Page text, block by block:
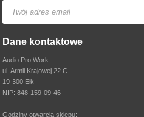
Dane kontaktowe
Audio Pro Work
ul. Armii Krajowej 22 C
19-300 Ełk
NIP: 848-159-09-46
Godziny otwarcia sklepu: